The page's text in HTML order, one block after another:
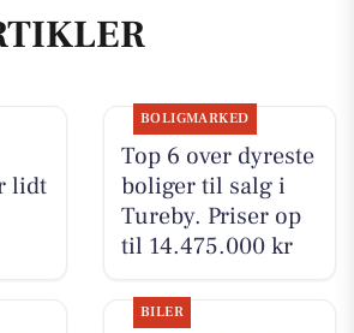
lidt
BOLIGMARKED
Top 6 over dyreste
boliger til salg i
Tureby. Priser op
til 14.475.000 kr
BILER